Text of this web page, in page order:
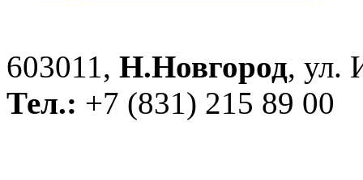
603011, Н.Новгород, ул.
Тел.: +7 (831) 215 89 00